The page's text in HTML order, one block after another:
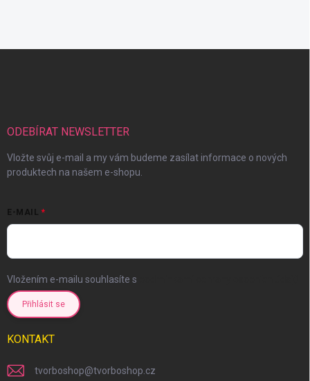
ODEBÍRAT NEWSLETTER
Vložte svůj e-mail a my vám budeme zasílat informace o nových
produktech na našem e-shopu.
E-MAIL
Vložením e-mailu souhlasíte s
Přihlásit se
KONTAKT
tvorboshop@tvorboshop.cz